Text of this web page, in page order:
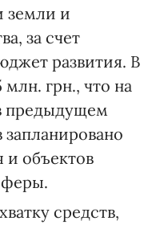
земли и
за счет
развития. В
млн. грн., что на
предыдущем
запланировано
и объектов
средств,